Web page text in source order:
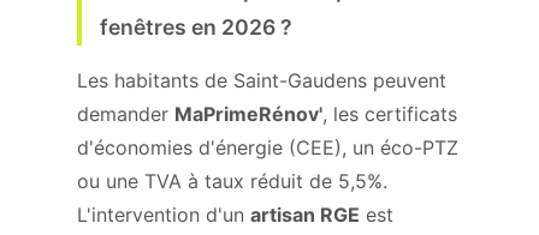
fenêtres en 2026 ?
Les habitants de Saint-Gaudens peuvent
demander MaPrimeRénov', les certificats
d'économies d'énergie (CEE), un éco-PTZ
ou une TVA à taux réduit de 5,5%.
L'intervention d'un artisan RGE est